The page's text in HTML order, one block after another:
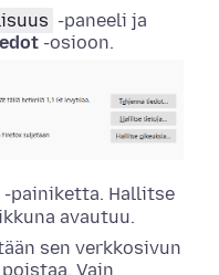
-paneeli ja
-osioon.
-painiketta. Hallitse
avautuu.
sen verkkosivun
Vain